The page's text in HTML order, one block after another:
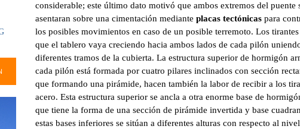
considerable; este último dato motivó que ambos extremos del puente
asentaran sobre una cimentación mediante placas tectónicas para
los posibles movimientos en caso de un posible terremoto. Los tirantes
que el tablero vaya creciendo hacia ambos lados de cada pilón
diferentes tramos de la cubierta. La estructura superior de hormigón
cada pilón está formada por cuatro pilares inclinados con sección
que formando una pirámide, hacen también la labor de recibir a los
acero. Esta estructura superior se ancla a otra enorme base de
que tiene la forma de una sección de pirámide invertida y base
estas bases inferiores se sitúan a diferentes alturas con respecto al